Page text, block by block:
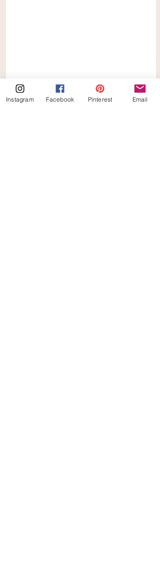
Instagram Facebook Pinterest Email